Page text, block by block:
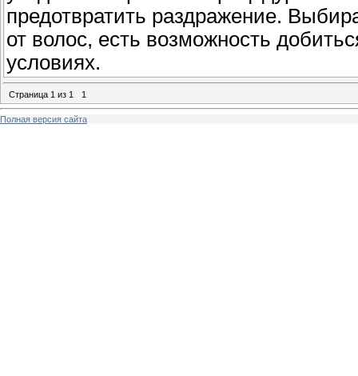
предотвратить раздражение.
от волос, есть возможность
условиях.
Страница 1 из 1 1
Полная версия сайта